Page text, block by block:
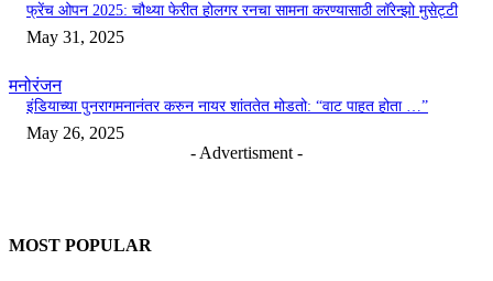
फ्रेंच ओपन 2025: चौथ्या फेरीत होलगर रनचा सामना करण्यासाठी लॉरेन्झो मुसेट्टी
May 31, 2025
मनोरंजन
इंडियाच्या पुनरागमनानंतर करुन नायर शांततेत मोडतो: “वाट पाहत होता …”
May 26, 2025
- Advertisment -
MOST POPULAR